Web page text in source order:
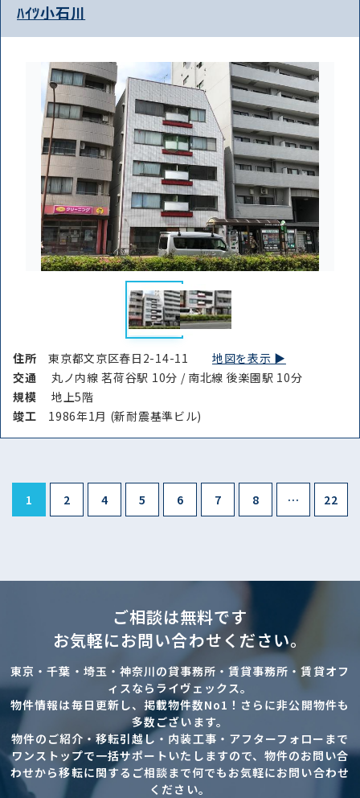
ﾊｲﾂ小石川
住所東京都文京区春日2-14-11地図を表示 ▶︎
交通
丸ノ内線 茗荷谷駅 10分 / 南北線 後楽園駅 10分
規模
地上5階
竣⼯ 1986年1月 (新耐震基準ビル)
1 2 4 5 6 7 8 … 22
ご相談は無料です
お気軽にお問い合わせください。
東京・千葉・埼玉・神奈川の貸事務所・賃貸事務所・賃貸オフ
ィスならライヴェックス。
物件情報は毎日更新し、掲載物件数No1！さらに非公開物件も
多数ございます。
物件のご紹介・移転引越し・内装工事・アフターフォローまで
ワンストップで一括サポートいたしますので、物件のお問い合
わせから移転に関するご相談まで何でもお気軽にお問い合わせ
ください。